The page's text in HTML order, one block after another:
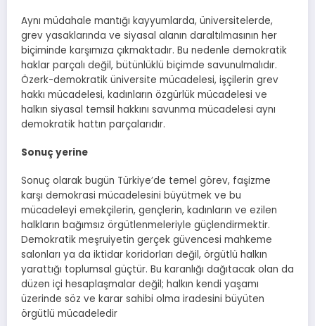
Aynı müdahale mantığı kayyumlarda, üniversitelerde,
grev yasaklarında ve siyasal alanın daraltılmasının her
biçiminde karşımıza çıkmaktadır. Bu nedenle demokratik
haklar parçalı değil, bütünlüklü biçimde savunulmalıdır.
Özerk-demokratik üniversite mücadelesi, işçilerin grev
hakkı mücadelesi, kadınların özgürlük mücadelesi ve
halkın siyasal temsil hakkını savunma mücadelesi aynı
demokratik hattın parçalarıdır.
Sonuç yerine
Sonuç olarak bugün Türkiye’de temel görev, faşizme
karşı demokrasi mücadelesini büyütmek ve bu
mücadeleyi emekçilerin, gençlerin, kadınların ve ezilen
halkların bağımsız örgütlenmeleriyle güçlendirmektir.
Demokratik meşruiyetin gerçek güvencesi mahkeme
salonları ya da iktidar koridorları değil, örgütlü halkın
yarattığı toplumsal güçtür. Bu karanlığı dağıtacak olan da
düzen içi hesaplaşmalar değil; halkın kendi yaşamı
üzerinde söz ve karar sahibi olma iradesini büyüten
örgütlü mücadeledir